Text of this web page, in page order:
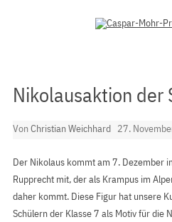
Nikolausaktion der
VonChristian Weichhard 27.
Der Nikolaus kommt am 7. Dezember
Rupprecht mit, der als Krampus im
daher kommt. Diese Figur hat unsere
Schülern der Klasse 7 als Motiv für die